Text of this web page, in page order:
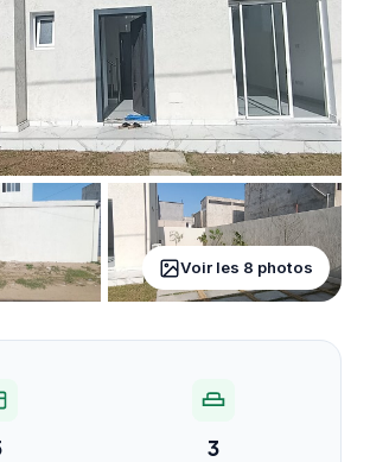
Voir les 8 photos
3